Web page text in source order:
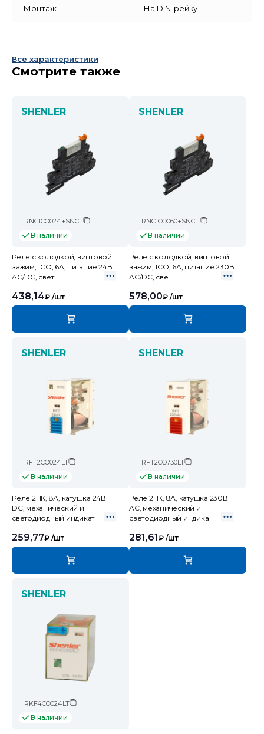
Монтаж На DIN-рейку
Все характеристики
Смотрите также
SHENLER
RNC1CO024+SNC05-E-A
В наличии
Реле с колодкой, винтовой
зажим, 1CO, 6A, питание 24В
AC/DC, свет
438,14₽ /шт
SHENLER
RNC1CO060+SNC05-E-D
В наличии
Реле с колодкой, винтовой
зажим, 1CO, 6А, питание 230В
AC/DC, све
578,00₽ /шт
SHENLER
RFT2CO024LT
В наличии
Реле 2ПК, 8А, катушка 24В
DC, механический и
светодиодный индикат
259,77₽ /шт
SHENLER
RFT2CO730LT
В наличии
Реле 2ПК, 8А, катушка 230В
AC, механический и
светодиодный индика
281,61₽ /шт
SHENLER
RKF4CO024LT
В наличии